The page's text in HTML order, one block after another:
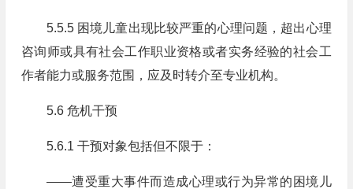
5.5.5 困境儿童出现比较严重的心理问题，超出心理
咨询师或具有社会工作职业资格或者实务经验的社会工
作者能力或服务范围，应及时转介至专业机构。
5.6 危机干预
5.6.1 干预对象包括但不限于：
——遭受重大事件而造成心理或行为异常的困境儿